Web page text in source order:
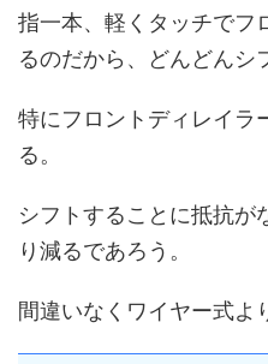
指一本、軽くタッチでフ
るのだから、どんどんシ
特にフロントディレイラ
る。
シフトすることに抵抗が
り減るであろう。
間違いなくワイヤー式よ